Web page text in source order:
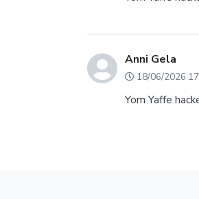
Anni Gela
18/06/2026
Yom Yaffe